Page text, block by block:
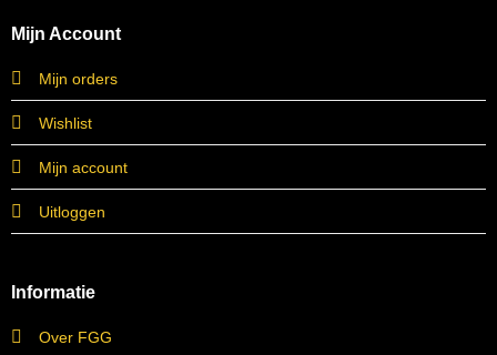
Mijn Account
Mijn orders
Wishlist
Mijn account
Uitloggen
Informatie
Over FGG